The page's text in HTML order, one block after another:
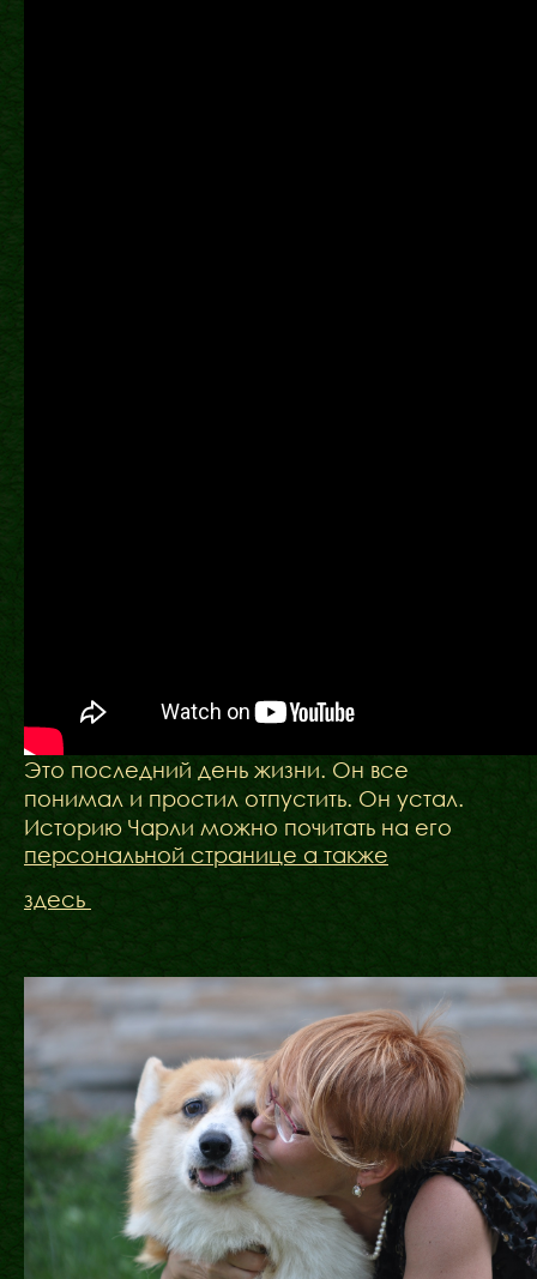
Это последний день жизни. Он все
понимал и простил отпустить. Он устал.
Историю Чарли можно почитать на его
персональной странице а также
здесь